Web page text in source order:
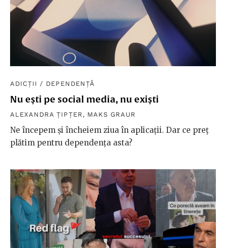
ADICȚII / DEPENDENȚĂ
Nu ești pe social media, nu exiști
ALEXANDRA ȚIPȚER , MAKS GRAUR
Ne începem și încheiem ziua în aplicații. Dar ce preț
plătim pentru dependența asta?